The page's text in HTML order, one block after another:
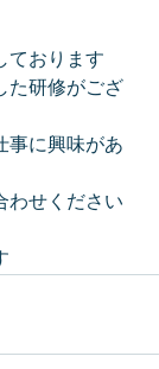
ております
た研修がござ
事に興味があ
わせください